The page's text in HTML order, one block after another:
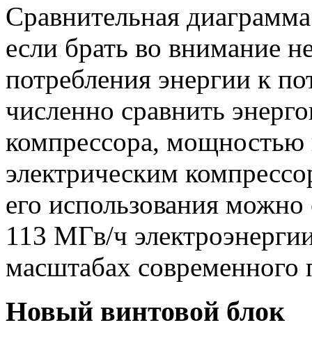
Сравнительная
если брать во внимание
потребления энергии к
численно сравнить
компрессора,
электрическим
его использования
113 МГв/ч
масштабах современного
Новый винтовой блок